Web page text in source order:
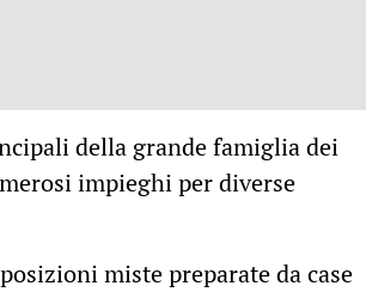
della grande famiglia dei
impieghi per diverse
miste preparate da case